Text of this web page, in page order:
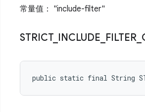
常量值： "include-filter"
STRICT_ INCLUDE FILTER
public static final String